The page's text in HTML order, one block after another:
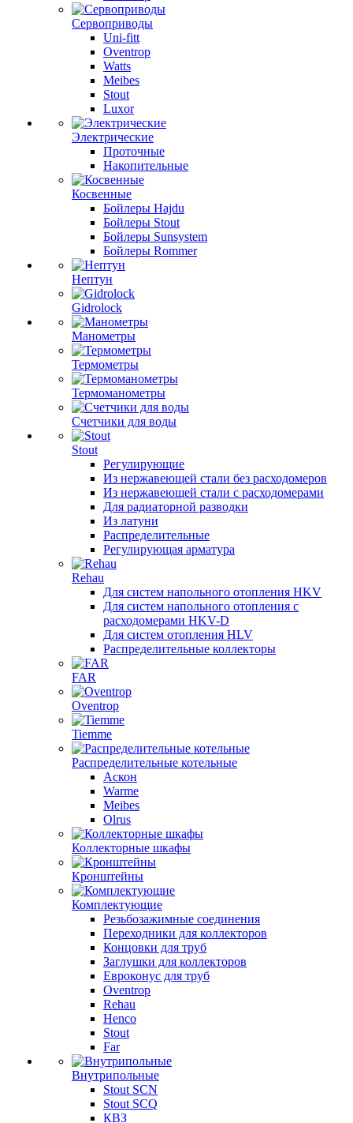
Сервоприводы
Uni-fitt
Oventrop
Watts
Meibes
Stout
Luxor
Электрические
Проточные
Накопительные
Косвенные
Бойлеры Hajdu
Бойлеры Stout
Бойлеры Sunsystem
Бойлеры Rommer
Нептун
Gidrolock
Манометры
Термометры
Термоманометры
Счетчики для воды
Stout
Регулирующие
Из нержавеющей стали без расходомеров
Из нержавеющей стали с расходомерами
Для радиаторной разводки
Из латуни
Распределительные
Регулирующая арматура
Rehau
Для систем напольного отопления HKV
Для систем напольного отопления с
расходомерами HKV-D
Для систем отопления HLV
Распределительные коллекторы
FAR
Oventrop
Tiemme
Распределительные котельные
Аскон
Warme
Meibes
Olrus
Коллекторные шкафы
Кронштейны
Комплектующие
Резьбозажимные соединения
Переходники для коллекторов
Концовки для труб
Заглушки для коллекторов
Евроконус для труб
Oventrop
Rehau
Henco
Stout
Far
Внутрипольные
Stout SCN
Stout SCQ
КВЗ